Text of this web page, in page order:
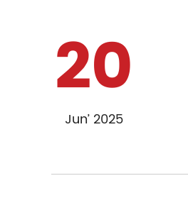
20
Jun’ 2025